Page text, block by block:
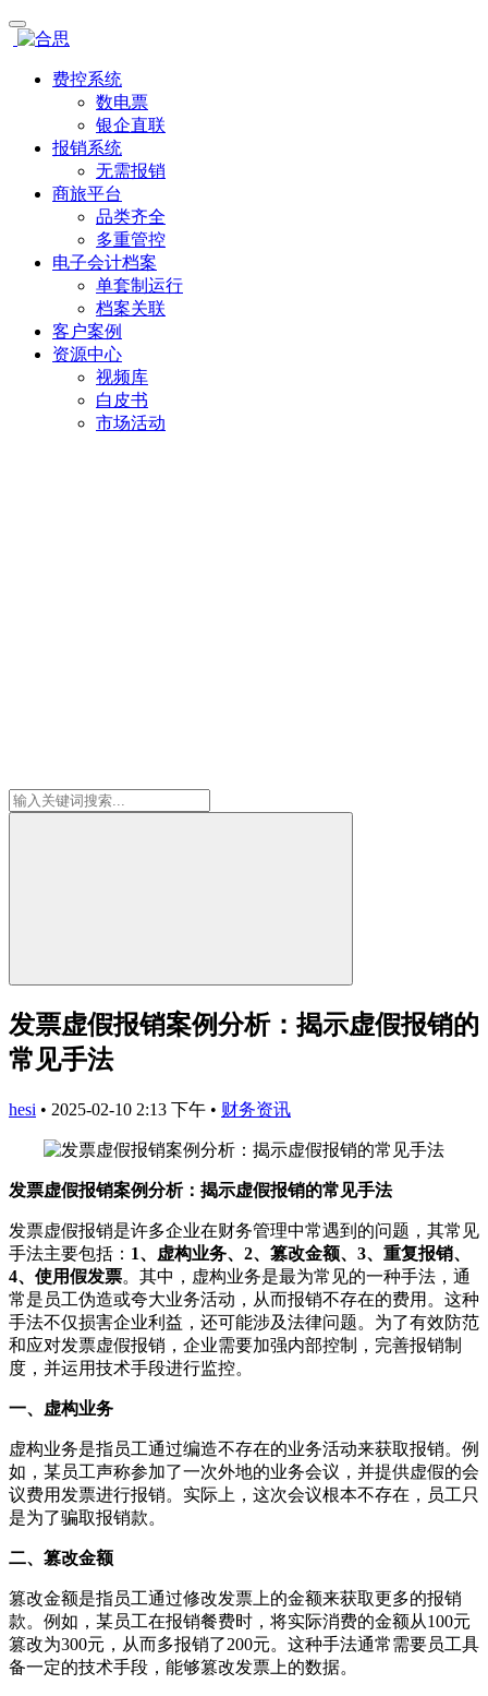
费控系统
数电票
银企直联
报销系统
无需报销
商旅平台
品类齐全
多重管控
电子会计档案
单套制运行
档案关联
客户案例
资源中心
视频库
白皮书
市场活动
发票虚假报销案例分析：揭示虚假报销的
常见手法
hesi • 2025-02-10 2:13 下午 • 财务资讯
发票虚假报销案例分析：揭示虚假报销的常见手法
发票虚假报销是许多企业在财务管理中常遇到的问题，其常见
手法主要包括： 1、虚构业务、2、篡改金额、3、重复报销、
4、使用假发票。其中，虚构业务是最为常见的一种手法，通
常是员工伪造或夸大业务活动，从而报销不存在的费用。这种
手法不仅损害企业利益，还可能涉及法律问题。为了有效防范
和应对发票虚假报销，企业需要加强内部控制，完善报销制
度，并运用技术手段进行监控。
一、虚构业务
虚构业务是指员工通过编造不存在的业务活动来获取报销。例
如，某员工声称参加了一次外地的业务会议，并提供虚假的会
议费用发票进行报销。实际上，这次会议根本不存在，员工只
是为了骗取报销款。
二、篡改金额
篡改金额是指员工通过修改发票上的金额来获取更多的报销
款。例如，某员工在报销餐费时，将实际消费的金额从100元
篡改为300元，从而多报销了200元。这种手法通常需要员工具
备一定的技术手段，能够篡改发票上的数据。